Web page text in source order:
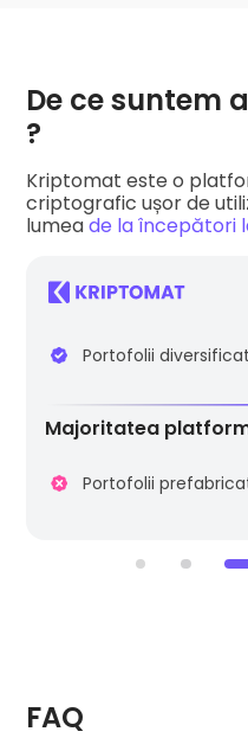
De ce suntem
?
Kriptomat este o
criptografic ușor de
lumeade la începători
Perfect pentru
Ușor de configurat
Portofolii
Majoritatea
Curbă abruptă de
Proces de
Portofolii
FAQ